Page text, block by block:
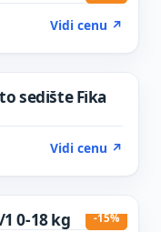
26.623 din.
price is: 18.899 din.
Vidi cenu ↗
sedište Fika
Vidi cenu ↗
-15%
0-18 kg